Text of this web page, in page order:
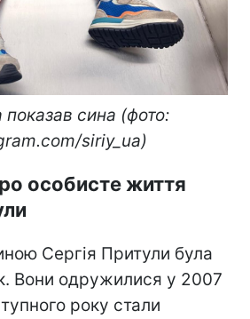
показав сина (фото:
siriy_ua)
особисте життя
Сергія Притули була
Вони одружилися у 2007
року стали